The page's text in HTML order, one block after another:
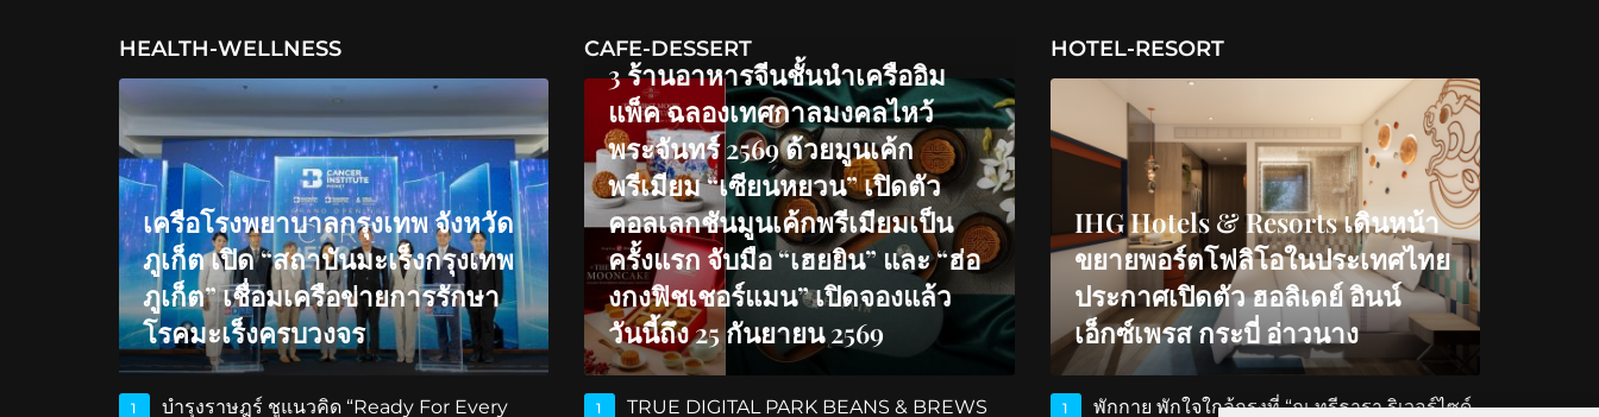
HEALTH-WELLNESS
เครือโรงพยาบาลกรุงเทพ จังหวัด
ภูเก็ต เปิด “สถาบันมะเร็งกรุงเทพ
ภูเก็ต” เชื่อมเครือข่ายการรักษา
โรคมะเร็งครบวงจร
1
บำรุงราษฎร์ ชูแนวคิด “Ready For Every
CAFE-DESSERT
3 ร้านอาหารจีนชั้นนำเครืออิม
แพ็ค ฉลองเทศกาลมงคลไหว้
พระจันทร์ 2569 ด้วยมูนเค้ก
พรีเมียม “เซียนหยวน” เปิดตัว
คอลเลกชันมูนเค้กพรีเมียมเป็น
ครั้งแรก จับมือ “เฮยยิน” และ “ฮ่อ
งกงฟิชเชอร์แมน” เปิดจองแล้ว
วันนี้ถึง 25 กันยายน 2569
1
TRUE DIGITAL PARK BEANS & BREWS
HOTEL-RESORT
IHG Hotels & Resorts เดินหน้า
ขยายพอร์ตโฟลิโอในประเทศไทย
ประกาศเปิดตัว ฮอลิเดย์ อินน์
เอ็กซ์เพรส กระบี่ อ่าวนาง
1
พักกาย พักใจใกล้กรุงที่ “ณ ทรีธารา ริเวอร์ไซด์